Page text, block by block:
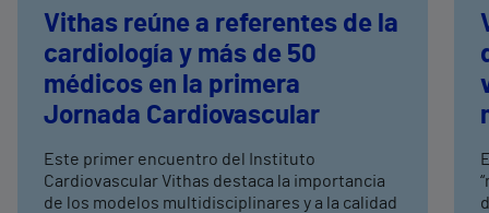
Vithas reúne a referentes de la
cardiología y más de 50
médicos en la primera
Jornada Cardiovascular
Este primer encuentro del Instituto
Cardiovascular Vithas destaca la importancia
de los modelos multidisciplinares y a la calidad